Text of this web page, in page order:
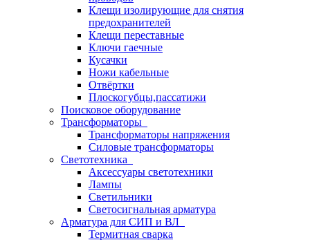
Клещи изолирующие для снятия
предохранителей
Клещи переставные
Ключи гаечные
Кусачки
Ножи кабельные
Отвёртки
Плоскогубцы,пассатижи
Поисковое оборудование
Трансформаторы
Трансформаторы напряжения
Силовые трансформаторы
Светотехника
Аксессуары светотехники
Лампы
Светильники
Светосигнальная арматура
Арматура для СИП и ВЛ
Термитная сварка